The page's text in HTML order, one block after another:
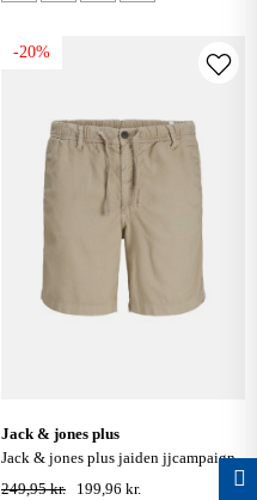
-20%
jack & jones plus
jack & jones plus jaiden jjcampaign
hybrid hør shorts - crockery
249,95 kr. 199,96 kr.